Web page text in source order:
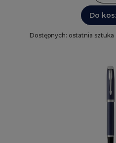
Do
Dostępnych: ostatnia sztuka